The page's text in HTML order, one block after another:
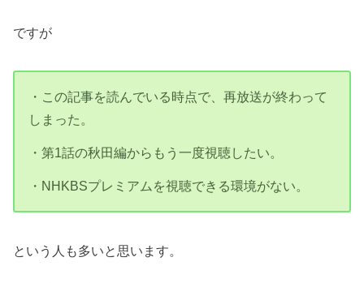
ですが
・この記事を読んでいる時点で、再放送が終わって
しまった。
・第1話の秋田編からもう一度視聴したい。
・NHKBSプレミアムを視聴できる環境がない。
という人も多いと思います。